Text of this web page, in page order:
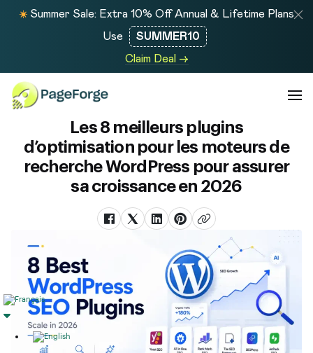
Summer Sale: Extra 10% Off Annual & Lifetime Plans
Use
SUMMER10
Claim Deal →
Les 8 meilleurs plugins
d’optimisation pour les moteurs de
recherche WordPress pour assurer
sa croissance en 2026